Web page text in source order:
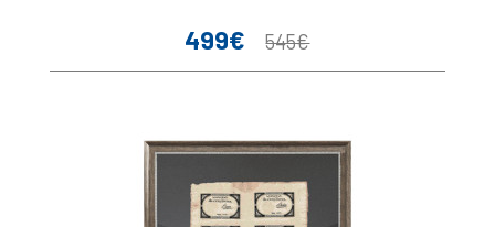
Prix
499€
Prix
545€